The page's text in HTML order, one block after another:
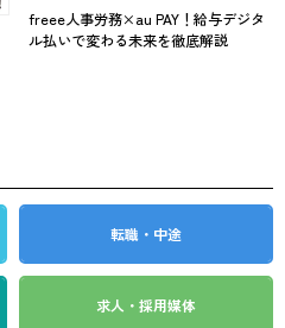
freee人事労務×au PAY！給与デジタ
ル払いで変わる未来を徹底解説
転職・中途
求人・採用媒体